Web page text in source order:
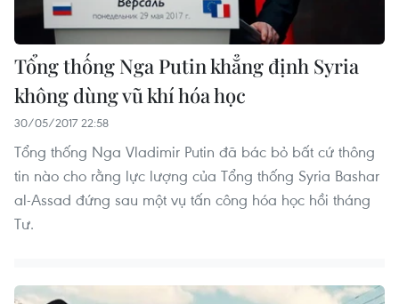
Tổng thống Nga Putin khẳng định Syria
không dùng vũ khí hóa học
30/05/2017 22:58
Tổng thống Nga Vladimir Putin đã bác bỏ bất cứ thông
tin nào cho rằng lực lượng của Tổng thống Syria Bashar
al-Assad đứng sau một vụ tấn công hóa học hồi tháng
Tư.